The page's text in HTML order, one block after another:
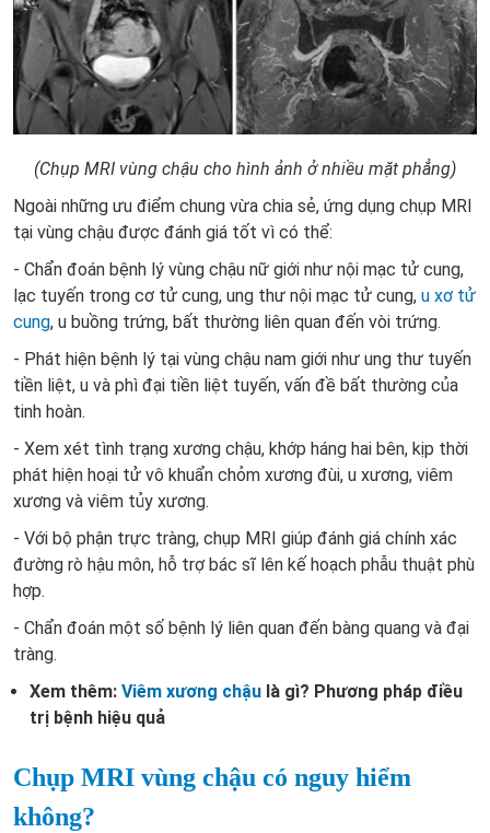
(Chụp MRI vùng chậu cho hình ảnh ở nhiều mặt phẳng)
Ngoài những ưu điểm chung vừa chia sẻ, ứng dụng chụp MRI
tại vùng chậu được đánh giá tốt vì có thể:
- Chẩn đoán bệnh lý vùng chậu nữ giới như nội mạc tử cung,
lạc tuyến trong cơ tử cung, ung thư nội mạc tử cung, u xơ tử
cung, u buồng trứng, bất thường liên quan đến vòi trứng.
- Phát hiện bệnh lý tại vùng chậu nam giới như ung thư tuyến
tiền liệt, u và phì đại tiền liệt tuyến, vấn đề bất thường của
tinh hoàn.
- Xem xét tình trạng xương chậu, khớp háng hai bên, kịp thời
phát hiện hoại tử vô khuẩn chỏm xương đùi, u xương, viêm
xương và viêm tủy xương.
- Với bộ phận trực tràng, chụp MRI giúp đánh giá chính xác
đường rò hậu môn, hỗ trợ bác sĩ lên kế hoạch phẫu thuật phù
hợp.
- Chẩn đoán một số bệnh lý liên quan đến bàng quang và đại
tràng.
Xem thêm: Viêm xương chậu là gì? Phương pháp điều
trị bệnh hiệu quả
Chụp MRI vùng chậu có nguy hiểm
không?